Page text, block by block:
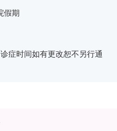
假期
症时间如有更改恕不另行通